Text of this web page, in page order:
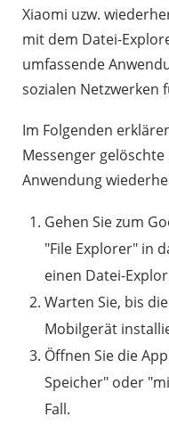
Xiaomi uzw.
mit dem Datei-
umfassende
sozialen Netzwerken
Im Folgenden
Messenger
Anwendung
Gehen Sie zum
"File Explorer" in
einen Datei-
Warten Sie, bis
Mobilgerät
Öffnen Sie die
Speicher" oder
Fall.